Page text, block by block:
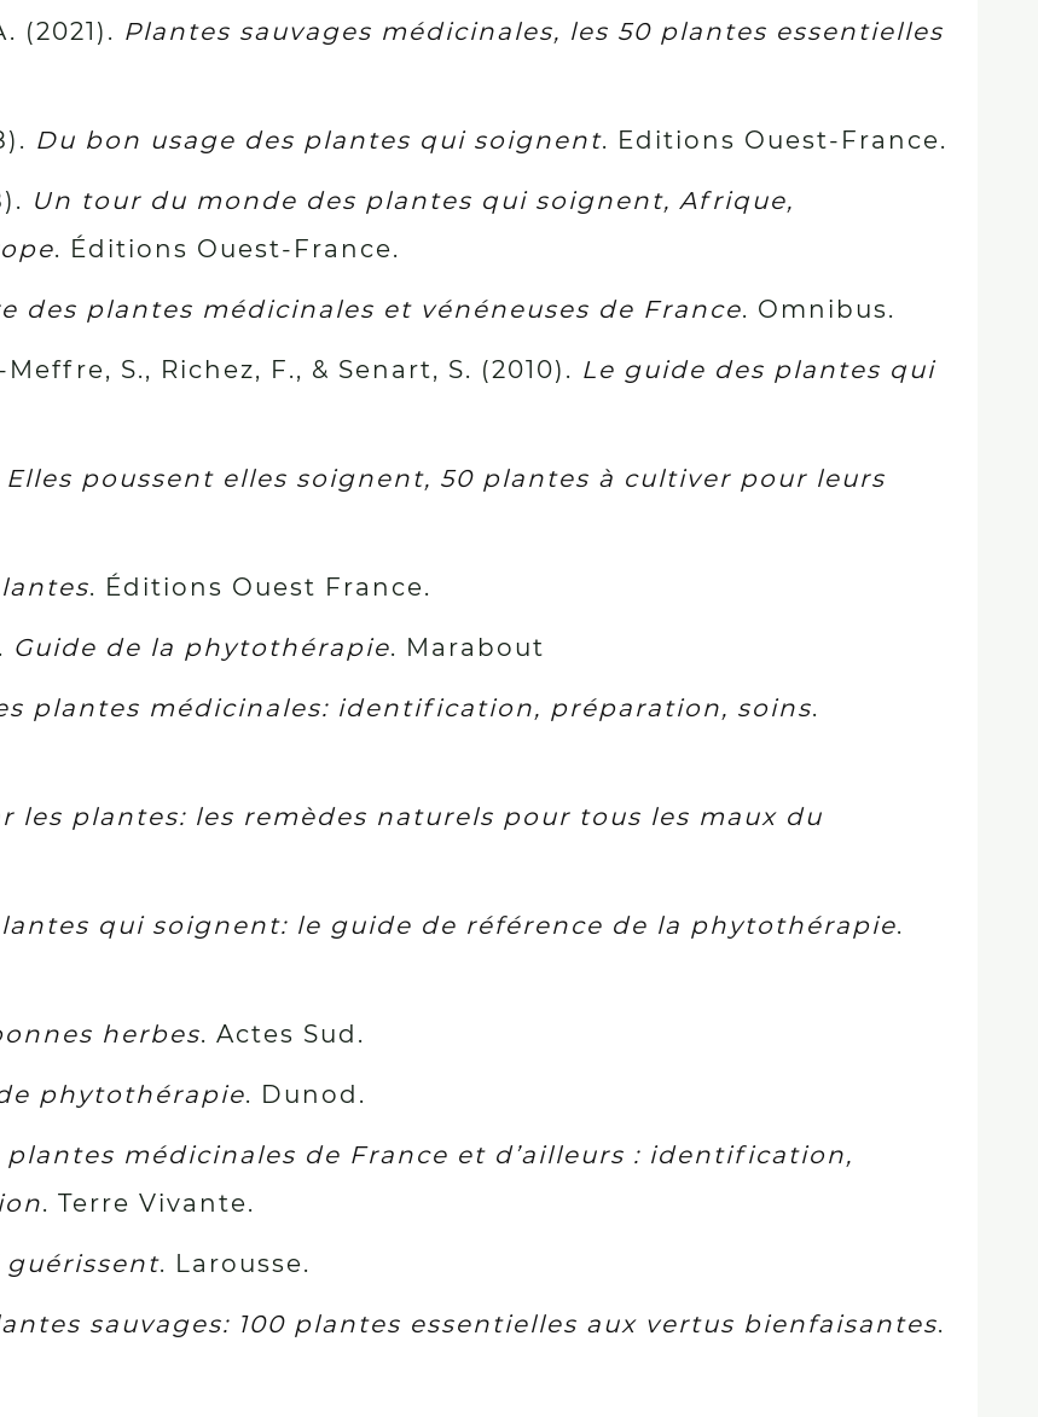
(2021). Plantes sauvages médicinales, les 50 plantes essentielles
Du bon usage des plantes qui soignent. Editions Ouest-France.
Un tour du monde des plantes qui soignent, Afrique,
. Éditions Ouest-France.
des plantes médicinales et vénéneuses de France. Omnibus.
S., Richez, F., & Senart, S. (2010). Le guide des plantes qui
Elles poussent elles soignent, 50 plantes à cultiver pour leurs
. Éditions Ouest France.
Guide de la phytothérapie. Marabout
plantes médicinales: identification, préparation, soins.
les plantes: les remèdes naturels pour tous les maux du
qui soignent: le guide de référence de la phytothérapie.
herbes. Actes Sud.
phytothérapie. Dunod.
plantes médicinales de France et d’ailleurs : identification,
. Terre Vivante.
guérissent. Larousse.
sauvages: 100 plantes essentielles aux vertus bienfaisantes.